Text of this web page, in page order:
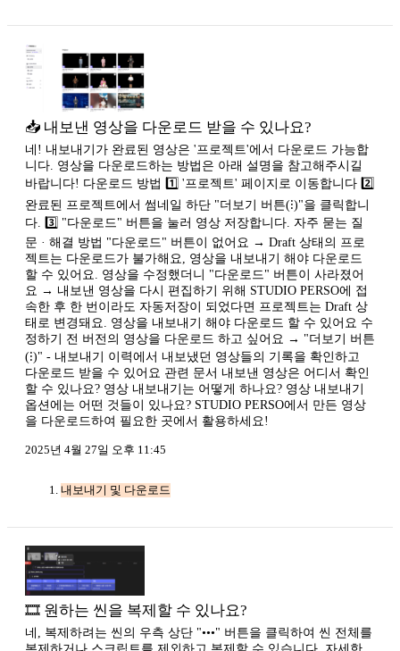
📥 내보낸 영상을 다운로드 받을 수 있나요?
네! 내보내기가 완료된 영상은 '프로젝트'에서 다운로드 가능합
니다. 영상을 다운로드하는 방법은 아래 설명을 참고해주시길
바랍니다! 다운로드 방법 1️⃣ '프로젝트' 페이지로 이동합니다 2️⃣
완료된 프로젝트에서 썸네일 하단 "더보기 버튼(⁝)"을 클릭합니
다. 3️⃣ "다운로드" 버튼을 눌러 영상 저장합니다. 자주 묻는 질
문 · 해결 방법 "다운로드" 버튼이 없어요 → Draft 상태의 프로
젝트는 다운로드가 불가해요, 영상을 내보내기 해야 다운로드
할 수 있어요. 영상을 수정했더니 "다운로드" 버튼이 사라졌어
요 → 내보낸 영상을 다시 편집하기 위해 STUDIO PERSO에 접
속한 후 한 번이라도 자동저장이 되었다면 프로젝트는 Draft 상
태로 변경돼요. 영상을 내보내기 해야 다운로드 할 수 있어요 수
정하기 전 버전의 영상을 다운로드 하고 싶어요 → "더보기 버튼
(⁝)" - 내보내기 이력에서 내보냈던 영상들의 기록을 확인하고
다운로드 받을 수 있어요 관련 문서 내보낸 영상은 어디서 확인
할 수 있나요? 영상 내보내기는 어떻게 하나요? 영상 내보내기
옵션에는 어떤 것들이 있나요? STUDIO PERSO에서 만든 영상
을 다운로드하여 필요한 곳에서 활용하세요!
2025년 4월 27일 오후 11:45
내보내기 및 다운로드
🎞️ 원하는 씬을 복제할 수 있나요?
네, 복제하려는 씬의 우측 상단 "•••" 버튼을 클릭하여 씬 전체를